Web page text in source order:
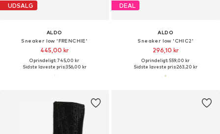
UDSALG
ALDO
Sneaker low 'FRENCHIE'
445,00 kr
Oprindeligt: 745,00 kr
Sidste laveste pris:356,00 kr
DEAL
ALDO
Sneaker low 'CHIC2'
296,10 kr
Oprindeligt: 559,00 kr
Sidste laveste pris:263,20 kr